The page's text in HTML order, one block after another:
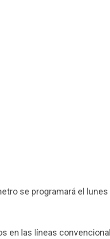
se programará el
en las líneas